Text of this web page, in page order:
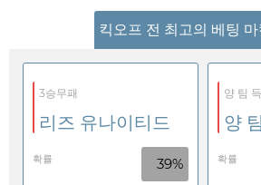
킥오프 전 최고의 베팅
3승무패
리즈 유나이티드
확률 39%
양 팀
양
확률